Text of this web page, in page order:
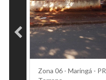
Zona 06 - Maringá - PR